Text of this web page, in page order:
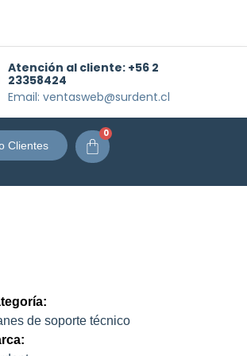
Atención al cliente: +56 2
23358424
Email: ventasweb@surdent.cl
Clientes
0
Carrito
de soporte técnico